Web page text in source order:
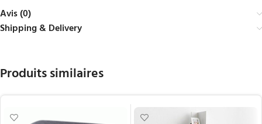
Avis (0)
Shipping & Delivery
Produits similaires